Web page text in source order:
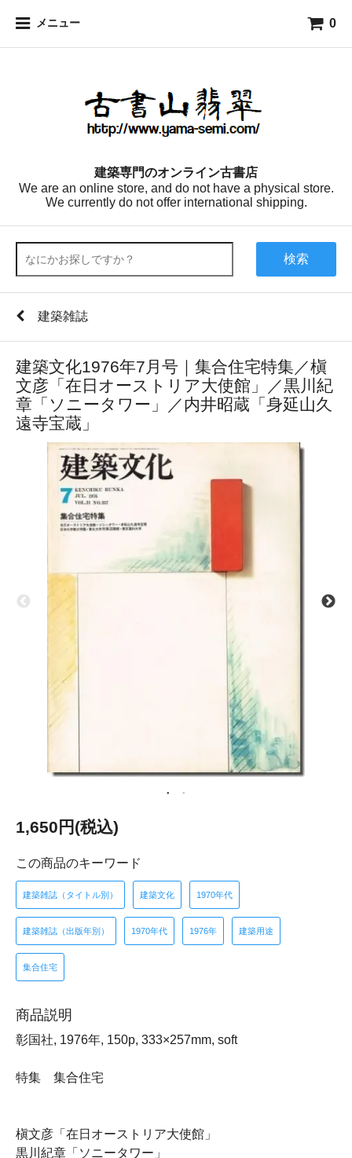
メニュー 0
建築専門のオンライン古書店
We are an online store, and do not have a physical store.
We currently do not offer international shipping.
検索
建築雑誌
建築文化1976年7月号｜集合住宅特集／槇
文彦「在日オーストリア大使館」／黒川紀
章「ソニータワー」／内井昭蔵「身延山久
遠寺宝蔵」
1,650円(税込)
この商品のキーワード
建築雑誌（タイトル別） 建築文化 1970年代
建築雑誌（出版年別） 1970年代 1976年 建築用途
集合住宅
商品説明
彰国社, 1976年, 150p, 333×257mm, soft
特集 集合住宅
槇文彦「在日オーストリア大使館」
黒川紀章「ソニータワー」